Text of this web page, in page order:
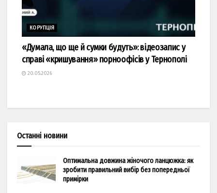
КОРУПЦІЯ
«Думала, що ще й сумки будуть»: відеозапис у
справі «кришування» порноофісів у Тернополі
20.05.2026
Останні новини
Оптимальна довжина жіночого ланцюжка: як
зробити правильний вибір без попередньої
примірки